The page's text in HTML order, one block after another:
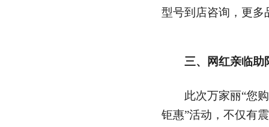
型号到店咨询，更多
三、网红亲临助
此次万家丽“您购
钜惠”活动，不仅有